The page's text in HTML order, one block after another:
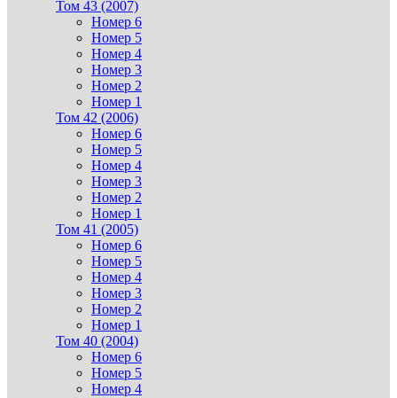
Том 43 (2007)
Номер 6
Номер 5
Номер 4
Номер 3
Номер 2
Номер 1
Том 42 (2006)
Номер 6
Номер 5
Номер 4
Номер 3
Номер 2
Номер 1
Том 41 (2005)
Номер 6
Номер 5
Номер 4
Номер 3
Номер 2
Номер 1
Том 40 (2004)
Номер 6
Номер 5
Номер 4